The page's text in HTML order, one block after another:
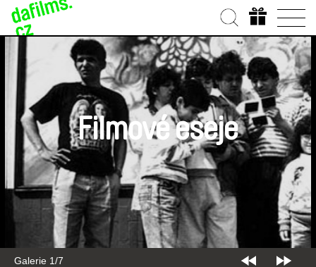
Galerie 2/7
Filmové eseje